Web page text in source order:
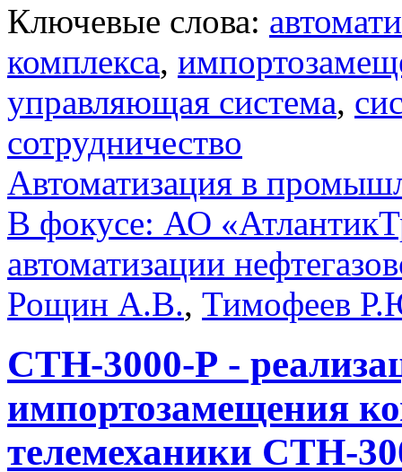
Ключевые слова:
комплекса,
управляющая система,
сотрудничество
Автоматизация в
В фокусе: АО
автоматизации
Рощин А.В., Тимофеев
СТН-3000-Р -
импортозамещения
телемеханики СТН-